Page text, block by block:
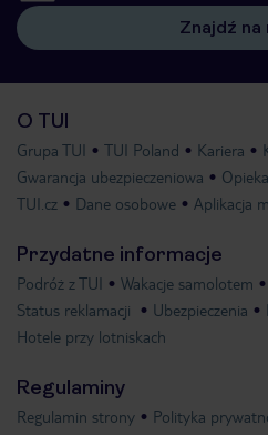
Znajdź na
O TUI
Grupa TUI TUI Poland Kariera
Gwarancja ubezpieczeniowa
TUI.cz
Dane osobowe Aplikacja
Przydatne informacje
Podróż z TUI Wakacje samolotem
Status reklamacji
Ubezpieczenia
Hotele przy lotniskach
Regulaminy
Regulamin strony Polityka